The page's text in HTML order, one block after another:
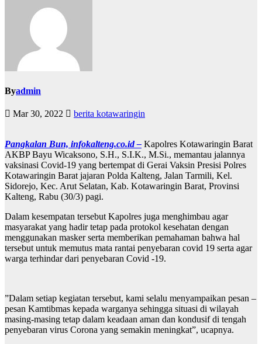
Byadmin
Mar 30, 2022 berita kotawaringin
Pangkalan Bun, infokalteng.co.id – Kapolres Kotawaringin Barat
AKBP Bayu Wicaksono, S.H., S.I.K., M.Si., memantau jalannya
vaksinasi Covid-19 yang bertempat di Gerai Vaksin Presisi Polres
Kotawaringin Barat jajaran Polda Kalteng, Jalan Tarmili, Kel.
Sidorejo, Kec. Arut Selatan, Kab. Kotawaringin Barat, Provinsi
Kalteng, Rabu (30/3) pagi.
Dalam kesempatan tersebut Kapolres juga menghimbau agar
masyarakat yang hadir tetap pada protokol kesehatan dengan
menggunakan masker serta memberikan pemahaman bahwa hal
tersebut untuk memutus mata rantai penyebaran covid 19 serta agar
warga terhindar dari penyebaran Covid -19.
”Dalam setiap kegiatan tersebut, kami selalu menyampaikan pesan –
pesan Kamtibmas kepada warganya sehingga situasi di wilayah
masing-masing tetap dalam keadaan aman dan kondusif di tengah
penyebaran virus Corona yang semakin meningkat”, ucapnya.